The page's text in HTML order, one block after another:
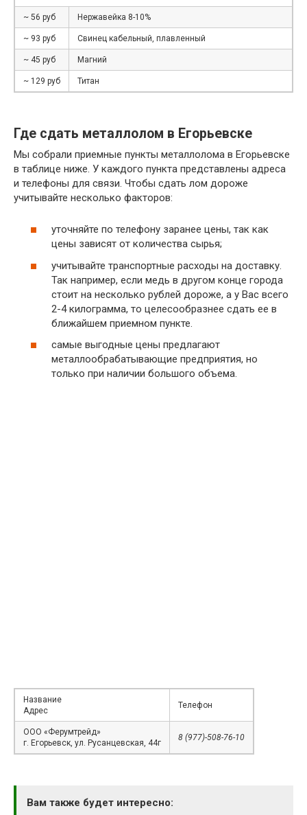
~ 56 руб Нержавейка 8-10%
~ 93 руб Свинец кабельный, плавленный
~ 45 руб Магний
~ 129 руб Титан
Где сдать металлолом в Егорьевске
Мы собрали приемные пункты металлолома в Егорьевске
в таблице ниже. У каждого пункта представлены адреса
и телефоны для связи. Чтобы сдать лом дороже
учитывайте несколько факторов:
уточняйте по телефону заранее цены, так как
цены зависят от количества сырья;
учитывайте транспортные расходы на доставку.
Так например, если медь в другом конце города
стоит на несколько рублей дороже, а у Вас всего
2-4 килограмма, то целесообразнее сдать ее в
ближайшем приемном пункте.
самые выгодные цены предлагают
металлообрабатывающие предприятия, но
только при наличии большого объема.
Название
Адрес
Телефон
ООО «Ферумтрейд»
г. Егорьевск, ул. Русанцевская, 44г
8 (977)-508-76-10
Вам также будет интересно: